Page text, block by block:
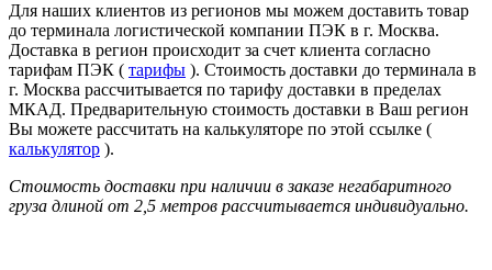
Для наших клиентов из регионов мы можем доставить товар
до терминала логистической компании ПЭК в г. Москва.
Доставка в регион происходит за счет клиента согласно
тарифам ПЭК ( тарифы ). Стоимость доставки до терминала в
г. Москва рассчитывается по тарифу доставки в пределах
МКАД. Предварительную стоимость доставки в Ваш регион
Вы можете рассчитать на калькуляторе по этой ссылке (
калькулятор ).
Стоимость доставки при наличии в заказе негабаритного
груза длиной от 2,5 метров рассчитывается индивидуально.